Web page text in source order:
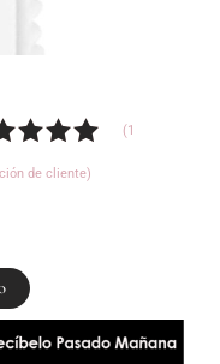
(1
de cliente)